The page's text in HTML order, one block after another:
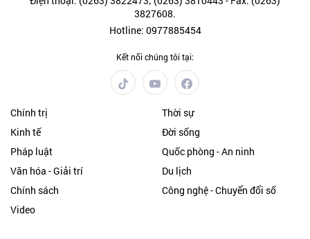
3827608.
Hotline: 0977885454
Kết nối chúng tôi tại:
Chính trị
Thời sự
Kinh tế
Đời sống
Pháp luật
Quốc phòng - An ninh
Văn hóa - Giải trí
Du lịch
Chính sách
Công nghệ - Chuyển đổi số
Video